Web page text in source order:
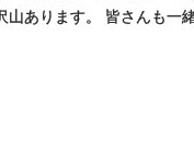
山あります。 皆さんも一